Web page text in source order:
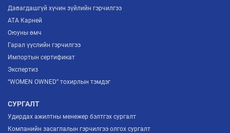
Давагдашгүй хүчин зүйлийн гэрчилгээ
ATA Карней
Оюуны өмч
Гарал үүслийн гэрчилгээ
Импортын сертификат
Экспертиз
“WOMEN OWNED” тохирлын тэмдэг
СУРГАЛТ
Удирдах ажилтны менежер бэлтгэх сургалт
Компанийн засаглалын гэрчилгээ олгох сургалт